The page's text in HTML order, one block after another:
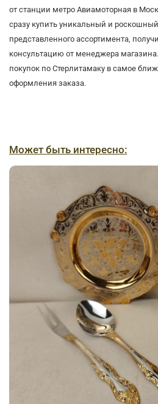
от станции метро Авиамоторная в
сразу купить уникальный и
представленного ассортимента,
консультацию от менеджера
покупок по Стерлитамаку в самое
оформления заказа.
Может быть интересно: